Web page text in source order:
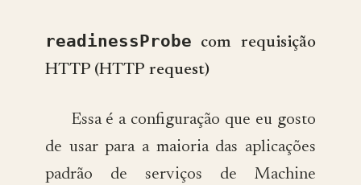
readinessProbe com requisição
HTTP (HTTP request)
Essa é a configuração que eu gosto
de usar para a maioria das aplicações
padrão de serviços de Machine